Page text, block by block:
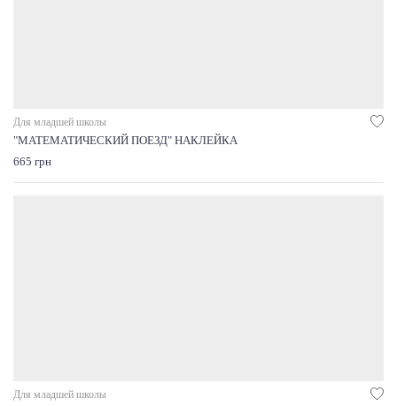
Для младшей школы
"МАТЕМАТИЧЕСКИЙ ПОЕЗД" НАКЛЕЙКА
665 грн
Для младшей школы